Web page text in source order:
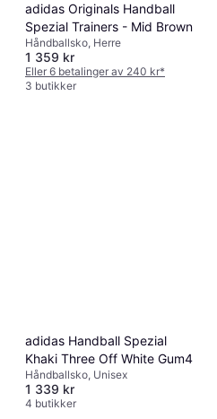
adidas Originals Handball
Spezial Trainers - Mid Brown
Håndballsko, Herre
1 359 kr
Eller 6 betalinger av 240 kr*
3 butikker
adidas Handball Spezial
Khaki Three Off White Gum4
Håndballsko, Unisex
1 339 kr
4 butikker